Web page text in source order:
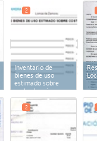
Inventario de
bienes de uso
estimado sobre
costo de origen
2
2